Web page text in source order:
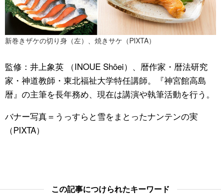
新巻きザケの切り身（左）、焼きサケ（PIXTA）
監修：井上象英 （INOUE Shōei）、暦作家・暦法研究
家・神道教師・東北福祉大学特任講師。『神宮館高島
暦』の主筆を長年務め、現在は講演や執筆活動を行う。
バナー写真＝うっすらと雪をまとったナンテンの実
（PIXTA）
この記事につけられたキーワード